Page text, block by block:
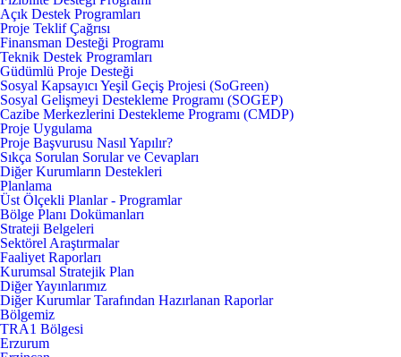
Açık Destek Programları
Proje Teklif Çağrısı
Finansman Desteği Programı
Teknik Destek Programları
Güdümlü Proje Desteği
Sosyal Kapsayıcı Yeşil Geçiş Projesi (SoGreen)
Sosyal Gelişmeyi Destekleme Programı (SOGEP)
Cazibe Merkezlerini Destekleme Programı (CMDP)
Proje Uygulama
Proje Başvurusu Nasıl Yapılır?
Sıkça Sorulan Sorular ve Cevapları
Diğer Kurumların Destekleri
Planlama
Üst Ölçekli Planlar - Programlar
Bölge Planı Dokümanları
Strateji Belgeleri
Sektörel Araştırmalar
Faaliyet Raporları
Kurumsal Stratejik Plan
Diğer Yayınlarımız
Diğer Kurumlar Tarafından Hazırlanan Raporlar
Bölgemiz
TRA1 Bölgesi
Erzurum